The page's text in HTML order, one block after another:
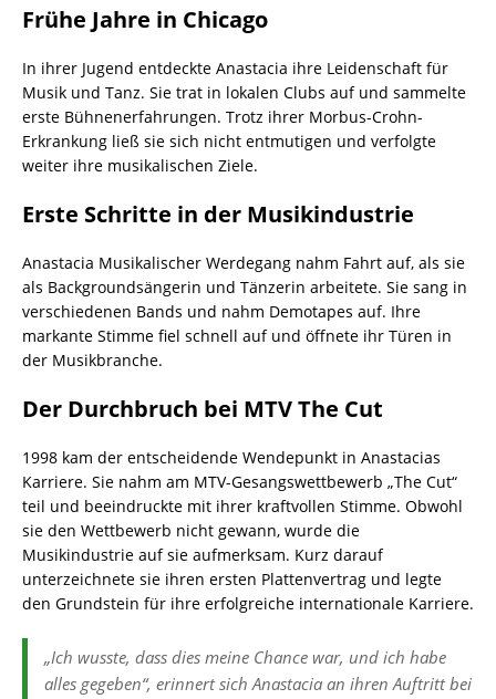
Frühe Jahre in Chicago
In ihrer Jugend entdeckte Anastacia ihre Leidenschaft für
Musik und Tanz. Sie trat in lokalen Clubs auf und sammelte
erste Bühnenerfahrungen. Trotz ihrer Morbus-Crohn-
Erkrankung ließ sie sich nicht entmutigen und verfolgte
weiter ihre musikalischen Ziele.
Erste Schritte in der Musikindustrie
Anastacia Musikalischer Werdegang nahm Fahrt auf, als sie
als Backgroundsängerin und Tänzerin arbeitete. Sie sang in
verschiedenen Bands und nahm Demotapes auf. Ihre
markante Stimme fiel schnell auf und öffnete ihr Türen in
der Musikbranche.
Der Durchbruch bei MTV The Cut
1998 kam der entscheidende Wendepunkt in Anastacias
Karriere. Sie nahm am MTV-Gesangswettbewerb „The Cut“
teil und beeindruckte mit ihrer kraftvollen Stimme. Obwohl
sie den Wettbewerb nicht gewann, wurde die
Musikindustrie auf sie aufmerksam. Kurz darauf
unterzeichnete sie ihren ersten Plattenvertrag und legte
den Grundstein für ihre erfolgreiche internationale Karriere.
„Ich wusste, dass dies meine Chance war, und ich habe
alles gegeben“, erinnert sich Anastacia an ihren Auftritt bei